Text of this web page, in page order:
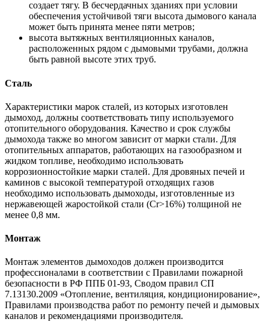
создает тягу. В бесчердачных зданиях при условии
обеспечения устойчивой тяги высота дымового канала
может быть принята менее пяти метров;
высота вытяжных вентиляционных каналов,
расположенных рядом с дымовыми трубами, должна
быть равной высоте этих труб.
Сталь
Характеристики марок сталей, из которых изготовлен
дымоход, должны соответствовать типу используемого
отопительного оборудования. Качество и срок службы
дымохода также во многом зависит от марки стали. Для
отопительных аппаратов, работающих на газообразном и
жидком топливе, необходимо использовать
коррозионностойкие марки сталей. Для дровяных печей и
каминов с высокой температурой отходящих газов
необходимо использовать дымоходы, изготовленные из
нержавеющей жаростойкой стали (Cr>16%) толщиной не
менее 0,8 мм.
Монтаж
Монтаж элементов дымоходов должен производится
профессионалами в соответствии с Правилами пожарной
безопасности в РФ ППБ 01-93, Сводом правил СП
7.13130.2009 «Отопление, вентиляция, кондиционирование»,
Правилами производства работ по ремонту печей и дымовых
каналов и рекомендациями производителя.